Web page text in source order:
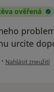
ověřená
urcite
• podle názoru
Nahlásit zneužití